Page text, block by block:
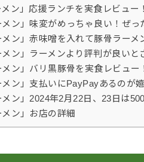
ン」応援ランチを実食レビュー
ン」味変がめっちゃ良い！ぜっ
ン」赤味噌を入れて豚骨ラーメ
ン」ラーメンより評判が良いと
ン」バリ黒豚骨を実食レビュー
ン」支払いにPayPayあるのが嬉
ン」2024年2月22日、23日は
ン」お店の詳細